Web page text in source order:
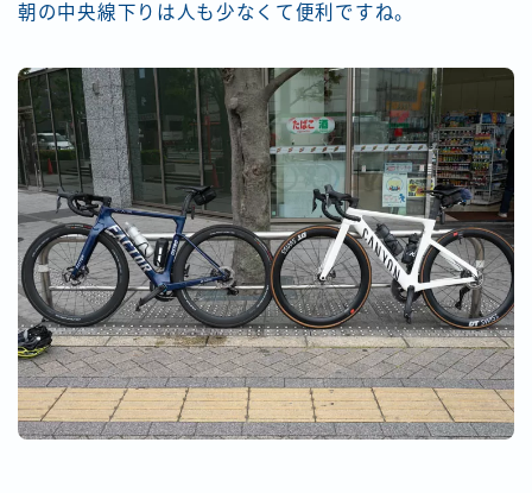
朝の中央線下りは人も少なくて便利ですね。